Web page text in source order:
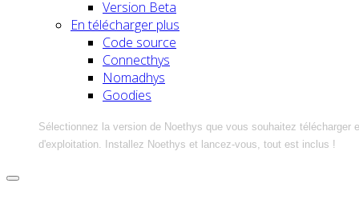
Version Beta
En télécharger plus
Code source
Connecthys
Nomadhys
Goodies
Sélectionnez la version de Noethys que vous souhaitez télécharger
d'exploitation. Installez Noethys et lancez-vous, tout est inclus !